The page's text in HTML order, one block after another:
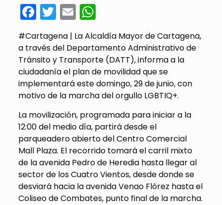
Facebook
Twitter
EmailWhatsApp
#Cartagena | La Alcaldía Mayor de Cartagena,
a través del Departamento Administrativo de
Tránsito y Transporte (DATT), informa a la
ciudadanía el plan de movilidad que se
implementará este domingo, 29 de junio, con
motivo de la marcha del orgullo LGBTIQ+.
La movilización, programada para iniciar a la
12:00 del medio día, partirá desde el
parqueadero abierto del Centro Comercial
Mall Plaza. El recorrido tomará el carril mixto
de la avenida Pedro de Heredia hasta llegar al
sector de los Cuatro Vientos, desde donde se
desviará hacia la avenida Venao Flórez hasta el
Coliseo de Combates, punto final de la marcha.